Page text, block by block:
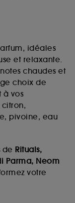
idéales
et relaxante.
chaudes et
choix de
à vos
pivoine, eau
de Rituals,
Parma, Neom
votre